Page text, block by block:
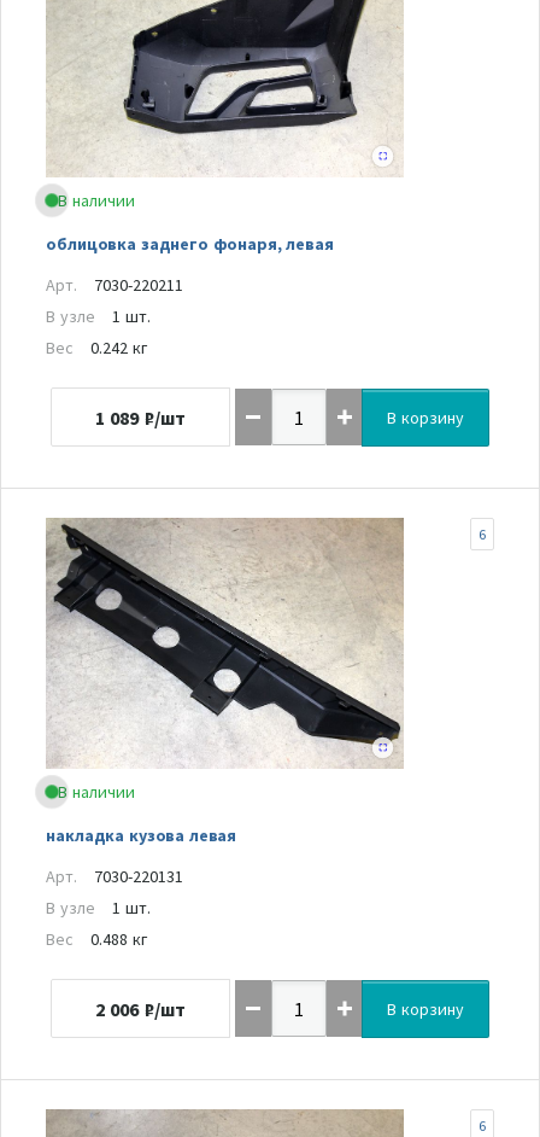
В наличии
облицовка заднего фонаря, левая
Арт.
7030-220211
В узле
1 шт.
Вес
0.242 кг
1 089 ₽/шт В корзину
В наличии
накладка кузова левая
6
Арт.
7030-220131
В узле
1 шт.
Вес
0.488 кг
2 006 ₽/шт В корзину
6